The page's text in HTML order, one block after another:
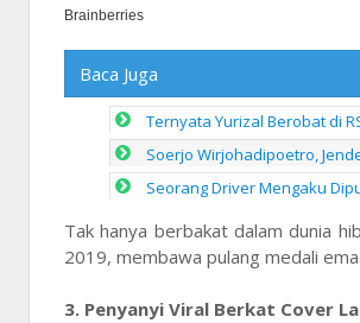
Baca Juga
Ternyata Yurizal Berobat di
Soerjo Wirjohadipoetro,
Seorang Driver Mengaku
Tak hanya berbakat dalam dunia
2019, membawa pulang medali
3. Penyanyi Viral Berkat Cover